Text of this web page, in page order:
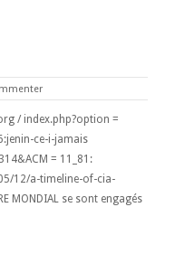
/ index.php?option =
ce-i-jamais
= 11_81:
12/a-timeline-of-cia-
MONDIAL se sont engagés